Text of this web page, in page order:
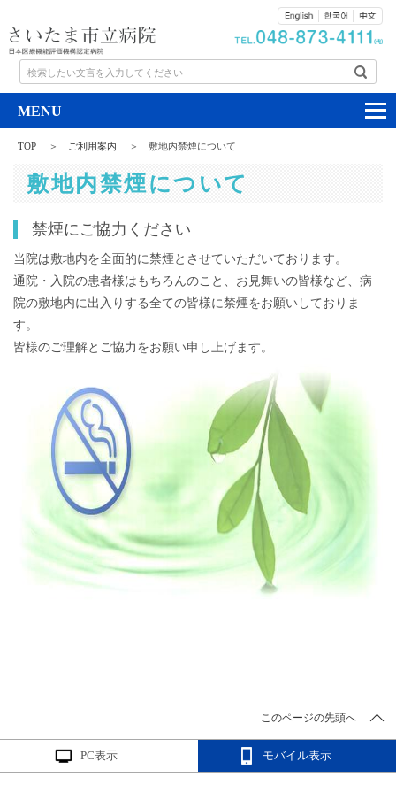
検索したい文言を入力してください
TOP ご利用案内 敷地内禁煙について
敷地内禁煙について
禁煙にご協力ください
当院は敷地内を全面的に禁煙とさせていただいております。
通院・入院の患者様はもちろんのこと、お見舞いの皆様など、病
院の敷地内に出入りする全ての皆様に禁煙をお願いしておりま
す。
皆様のご理解とご協力をお願い申し上げます。
このページの先頭へ
PC表示 モバイル表示